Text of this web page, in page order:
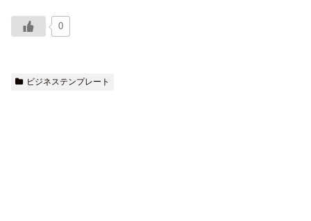
0
ビジネステンプレート